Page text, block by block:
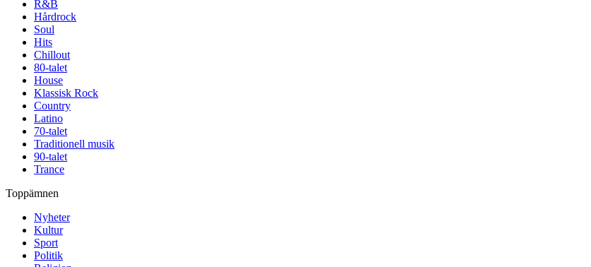
R&B
Hårdrock
Soul
Hits
Chillout
80-talet
House
Klassisk Rock
Country
Latino
70-talet
Traditionell musik
90-talet
Trance
Toppämnen
Nyheter
Kultur
Sport
Politik